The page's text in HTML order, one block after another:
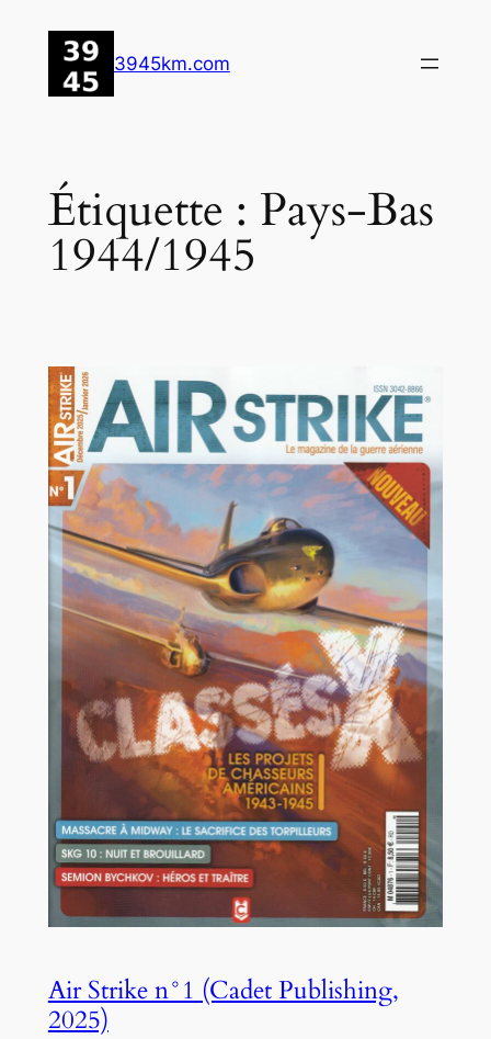
contenu
3945km.com
Étiquette : Pays-Bas
1944/1945
Air Strike n°1 (Cadet Publishing,
2025)